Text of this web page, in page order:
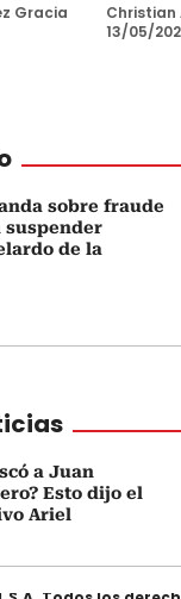
Gracia
Christian
13/05/
sobre fraude
suspender
de la
a Juan
Esto dijo el
Ariel